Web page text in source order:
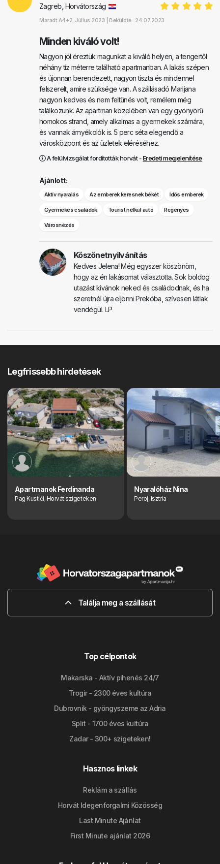
Zagreb, Horvátország
Maradt A4+2, Július 2023 | Beküldte : 24.07.2023
Minden kiváló volt!
Nagyon jól éreztük magunkat a kiváló helyen, a tengertől
néhány tíz méterre található apartmanban. A lakás szépen
és újonnan berendezett, nagyon tiszta és mindennel
felszerelt, amire szüksége van. A szállásadó Marijana
nagyon kedves és nem feltűnés volt, remélem még
találkozunk. Az apartman közelében van egy gyönyörű
homokos strand, amely alkalmas a gyermekek számára,
és vannak árnyékolók is. 5 perc séta elegendő a
városközpont és az üzletek eléréséhez.
A felülvizsgálat fordították horvát -Eredeti megjelenítése
Ajánlott:
Aktív nyaralás Az emberek keresnek békét Idős emberek
Gyermekes családok Tourist nélkül autó Regényes
Városnézés
Köszönetnyilvánítás
Kedves Jelena! Még egyszer köszönöm,
hogy az én lakásomat választotta. Sok boldog
utazást kívánok neked és családodnak, és ha
szeretnél újra eljönni Prekóba, szívesen látlak
vendégül. LP
Legfrissebb hirdetések
Apartmanok Ferdinanda
Pag Kustići, Horvát szigeteken
Nyaralóház Nina
Peroj, Isztria
Találja meg a szállását
Top célpontok
Makarska - Aktív pihenés 24/7
Trogir - 2300 éves kultúra
Dubrovnik - gyöngyszeme az Adria
Split - 1700 éves kultúra
Zadar - 300+ szigeteken!
Hasznos linkek
Reklám a szállás
Horvát Idegenforgalmi Közösség
Last Minute Ajánlat
First Minute ajánlat 2026